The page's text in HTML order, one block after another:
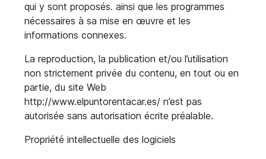
qui y sont proposés. ainsi que les programmes
nécessaires à sa mise en œuvre et les
informations connexes.
La reproduction, la publication et/ou l’utilisation
non strictement privée du contenu, en tout ou en
partie, du site Web
http://www.elpuntorentacar.es/ n’est pas
autorisée sans autorisation écrite préalable.
Propriété intellectuelle des logiciels